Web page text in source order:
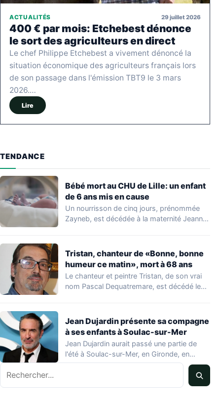
ACTUALITÉS 29 juillet 2026
400 € par mois: Etchebest dénonce
le sort des agriculteurs en direct
Le chef Philippe Etchebest a vivement dénoncé la
situation économique des agriculteurs français lors
de son passage dans l'émission TBT9 le 3 mars
2026.…
Lire
TENDANCE
Bébé mort au CHU de Lille: un enfant
de 6 ans mis en cause
Un nourrisson de cinq jours, prénommée
Zayneb, est décédée à la maternité Jeanne
Tristan, chanteur de «Bonne, bonne
humeur ce matin», mort à 68 ans
Le chanteur et peintre Tristan, de son vrai
nom Pascal Dequatremare, est décédé le…
Jean Dujardin présente sa compagne
à ses enfants à Soulac-sur-Mer
Jean Dujardin aurait passé une partie de
l'été à Soulac-sur-Mer, en Gironde, en
compagnie…